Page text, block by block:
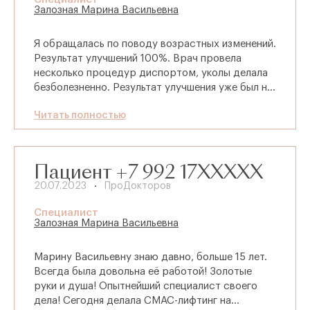
ваше сердце и душу, Марина Васильевна!
Залозная Марина Васильевна
Я обращалась по поводу возрастных изменений.
Результат улучшений 100%. Врач провела
несколько процедур диспортом​, уколы​ делала
безболезненно. Результат улучшения уже был на
Калининграде. Профессионал своего дела!
Всем рекомендую. Довольна результатом.
Клиника потрясающая. Новейшее оборудование!
Читать полностью
Пациент +7 992 17XXXXX
20.07.2023 ПроДокторов
Специалист
Залозная Марина Васильевна
Марину Васильевну знаю давно, больше 15 лет.
Всегда была довольна её работой! Золотые
руки и душа! Опытнейший специалист своего
дела! Сегодня делала СМАС-лифтинг на